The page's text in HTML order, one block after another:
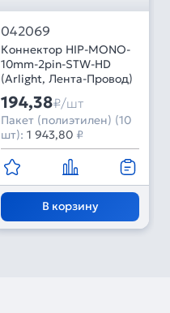
042069
Коннектор HIP-MONO-
10mm-2pin-STW-HD
(Arlight, Лента-Провод)
194,38₽/шт
Пакет (полиэтилен) (10
шт): 1 943,80 ₽
В корзину